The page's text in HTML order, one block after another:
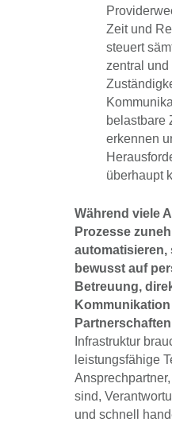
Zeit und
steuert
zentral
belastbare
erkennen
überhaupt
Während viele
Prozesse
automatisieren,
bewusst auf
Betreuung,
Partnerschaften
Infrastruktur
leistungsfähige
sind,
und schnell